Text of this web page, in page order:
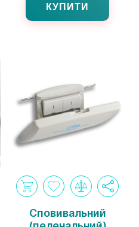
КУПИТИ
Сповивальний